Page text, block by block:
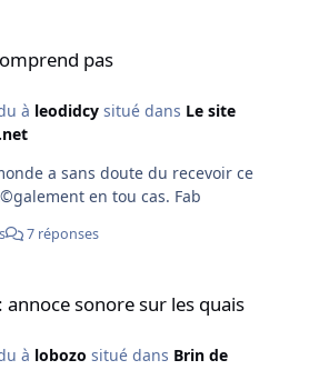
pas
à leodidcysitué dans Le site
a sans doute du recevoir ce
message... Moi Ã©galement en tou cas. Fab
7 réponses
sonore sur les quais
à lobozo situé dans Brin de